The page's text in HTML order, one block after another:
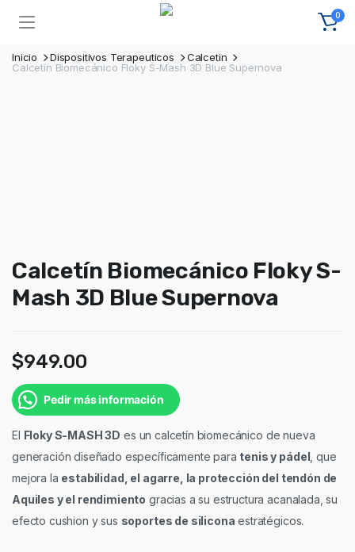
0
Inicio Dispositivos Terapeuticos
Calcetin
Calcetín Biomecánico Floky S-Mash 3D Blue Supernova
Calcetín Biomecánico Floky S-
Mash 3D Blue Supernova
$949.00
Pedir más información
El Floky S-MASH 3D es un calcetín biomecánico de nueva
generación diseñado específicamente para tenis y pádel , que
mejora la estabilidad, el agarre, la protección del tendón de
Aquiles y el rendimiento gracias a su estructura acanalada, su
efecto cushion y sus soportes de silicona estratégicos.